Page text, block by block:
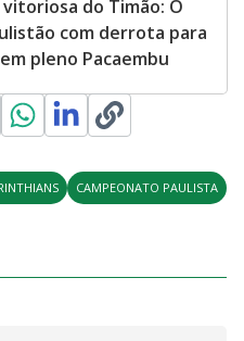
do Timão: O
com derrota para
pleno Pacaembu
CAMPEONATO PAULISTA